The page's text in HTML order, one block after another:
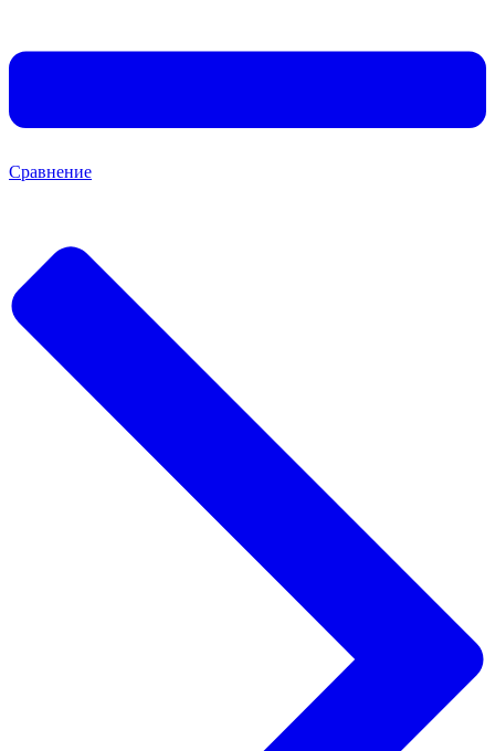
Сравнение